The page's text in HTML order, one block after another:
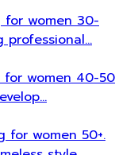
for women 30-
for women 40-50
for women 50+.